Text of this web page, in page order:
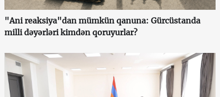
"Ani reaksiya"dan mümkün qanuna: Gürcüstanda
milli dəyərləri kimdən qoruyurlar?